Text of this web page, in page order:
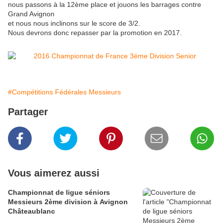
nous passons à la 12ème place et jouons les barrages contre
Grand Avignon
et nous nous inclinons sur le score de 3/2.
Nous devrons donc repasser par la promotion en 2017.
#Compétitions Fédérales Messieurs
Partager
Vous aimerez aussi
Championnat de ligue séniors
Messieurs 2ème division à Avignon
Châteaublanc